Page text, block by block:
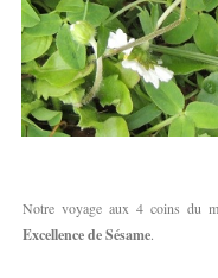
Notre voyage aux 4 coins du
Excellence de Sésame.